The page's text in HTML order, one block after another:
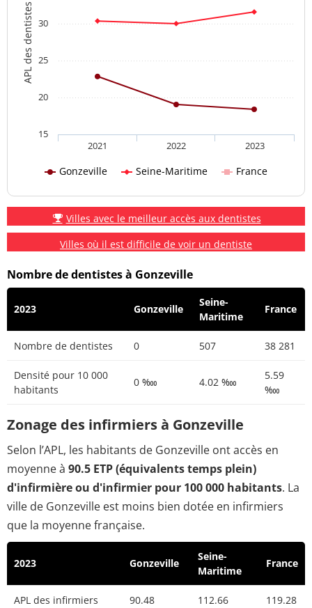
APL des dentistes
Gonzeville Seine-Maritime France
2021 2022 2023
15
20
25
30
Villes avec le meilleur accès aux dentistes
Villes où il est difficile de voir un dentiste
Nombre de dentistes à Gonzeville
2023 Gonzeville
Seine-
Maritime
France
Nombre de dentistes 0 507 38 281
Densité pour 10 000
habitants
0 ‱ 4.02 ‱
5.59
‱
Zonage des infirmiers à Gonzeville
Selon l’APL, les habitants de Gonzeville ont accès en
moyenne à 90.5 ETP (équivalents temps plein)
d'infirmière ou d'infirmier pour 100 000 habitants. La
ville de Gonzeville est moins bien dotée en infirmiers
que la moyenne française.
2023 Gonzeville
Seine-
Maritime
France
APL des infirmiers 90.48 112.66 119.28